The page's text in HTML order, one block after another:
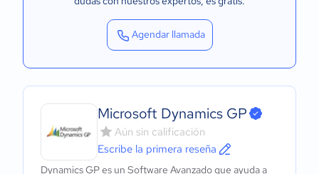
Agendar llamada
Microsoft Dynamics GP
Aún sin calificación
Escribe la primera reseña
Dynamics GP es un Software Avanzado que ayuda a